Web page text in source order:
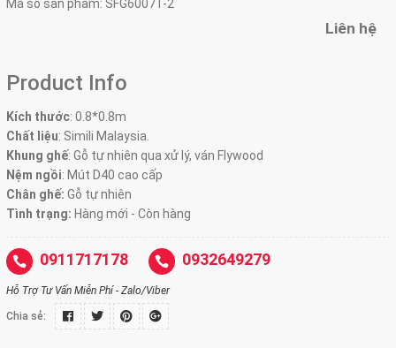
Mã số sản phẩm: SFG6007T-2
Liên hệ
Product Info
Kích thước: 0.8*0.8m
Chất liệu: Simili Malaysia.
Khung ghế: Gỗ tự nhiên qua xử lý, ván Flywood
Nệm ngồi: Mút D40 cao cấp
Chân ghế: Gỗ tự nhiên
Tình trạng: Hàng mới - Còn hàng
0911717178 0932649279
Hỗ Trợ Tư Vấn Miễn Phí - Zalo/Viber
Chia sẻ: